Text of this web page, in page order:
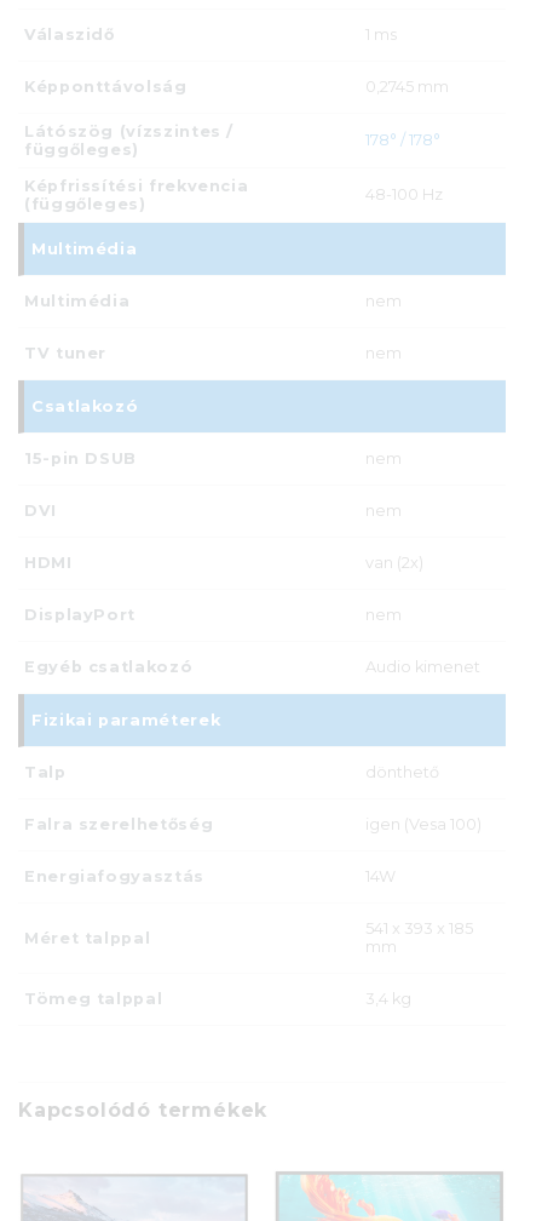
Válaszidő 1 ms
Képponttávolság 0,2745 mm
Látószög (vízszintes /
függőleges)
178° / 178°
Képfrissítési frekvencia
(függőleges)
48-100 Hz
Multimédia
Multimédia nem
TV tuner nem
Csatlakozó
15-pin DSUB nem
DVI nem
HDMI van (2x)
DisplayPort nem
Egyéb csatlakozó Audio kimenet
Fizikai paraméterek
Talp dönthető
Falra szerelhetőség igen (Vesa 100)
Energiafogyasztás 14W
Méret talppal
541 x 393 x 185
mm
Tömeg talppal 3,4 kg
Kapcsolódó termékek